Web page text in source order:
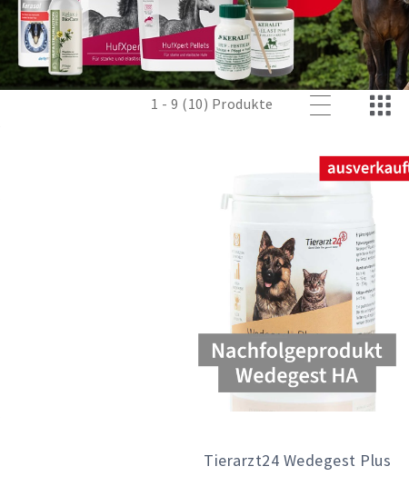
1 - 9 (10) Produkte
Tierarzt24 Wedegest Plus